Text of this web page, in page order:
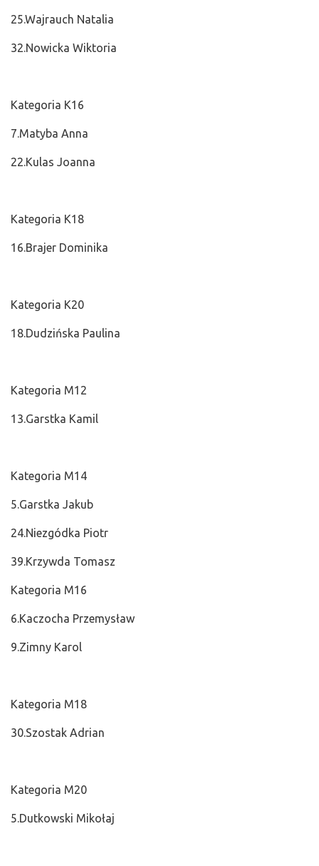
25.Wajrauch Natalia
32.Nowicka Wiktoria
Kategoria K16
7.Matyba Anna
22.Kulas Joanna
Kategoria K18
16.Brajer Dominika
Kategoria K20
18.Dudzińska Paulina
Kategoria M12
13.Garstka Kamil
Kategoria M14
5.Garstka Jakub
24.Niezgódka Piotr
39.Krzywda Tomasz
Kategoria M16
6.Kaczocha Przemysław
9.Zimny Karol
Kategoria M18
30.Szostak Adrian
Kategoria M20
5.Dutkowski Mikołaj